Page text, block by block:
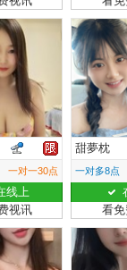
一对一30点
线上
视讯
甜夢枕
一对多8点
看